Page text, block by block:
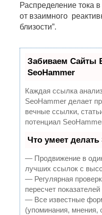
Распределение тока
от взаимного
близости”.
Забиваем Сайты
SeoHammer
Каждая ссылка
SeoHammer делает
вечные ссылки,
потенциал
Что умеет делать
— Продвижение в
лучших ссылок с
— Регулярная
пересчет
— Все известные
(упоминания, мнения,